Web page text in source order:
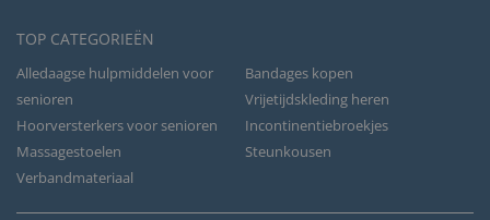
TOP CATEGORIEËN
Alledaagse hulpmiddelen voor
senioren
Bandages kopen
Vrijetijdskleding heren
Hoorversterkers voor senioren
Incontinentiebroekjes
Massagestoelen
Steunkousen
Verbandmateriaal